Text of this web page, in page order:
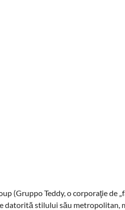
(Gruppo Teddy, o corporaţie de
datorită stilului său metropolitan,